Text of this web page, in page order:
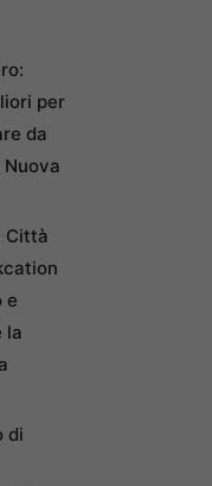
per
da
Città
e
la
di